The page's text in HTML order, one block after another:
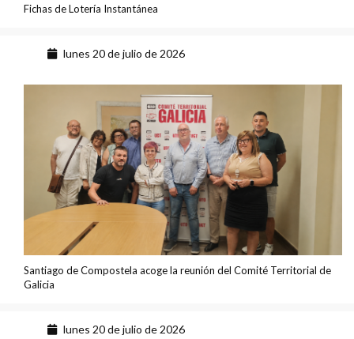
Fichas de Lotería Instantánea
lunes 20 de julio de 2026
Santiago de Compostela acoge la reunión del Comité Territorial de
Galicia
lunes 20 de julio de 2026